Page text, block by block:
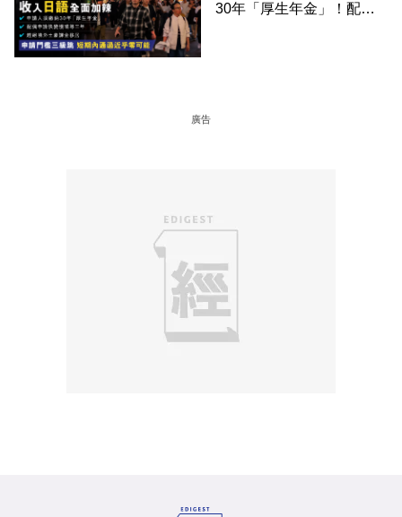
30年「厚生年金」！配偶
廣告